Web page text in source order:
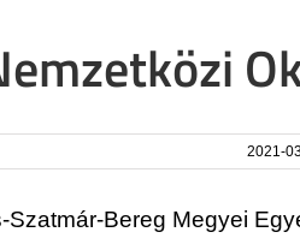
2021-
Bereg Megyei